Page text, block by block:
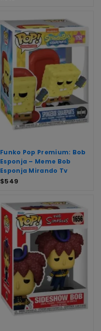
Funko Pop Premium: Bob
Esponja – Meme Bob
Esponja Mirando Tv
$549